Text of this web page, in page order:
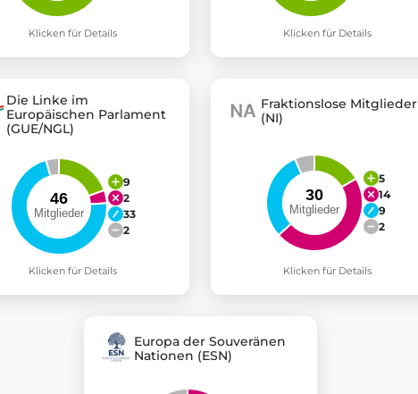
Klicken für Details Klicken für Details
Die Linke im
Europäischen Parlament
(GUE/NGL)
9
2
33
2
Klicken für Details
Fraktionslose Mitglieder
(NI)
5
14
9
2
Klicken für Details
Europa der Souveränen
Nationen (ESN)